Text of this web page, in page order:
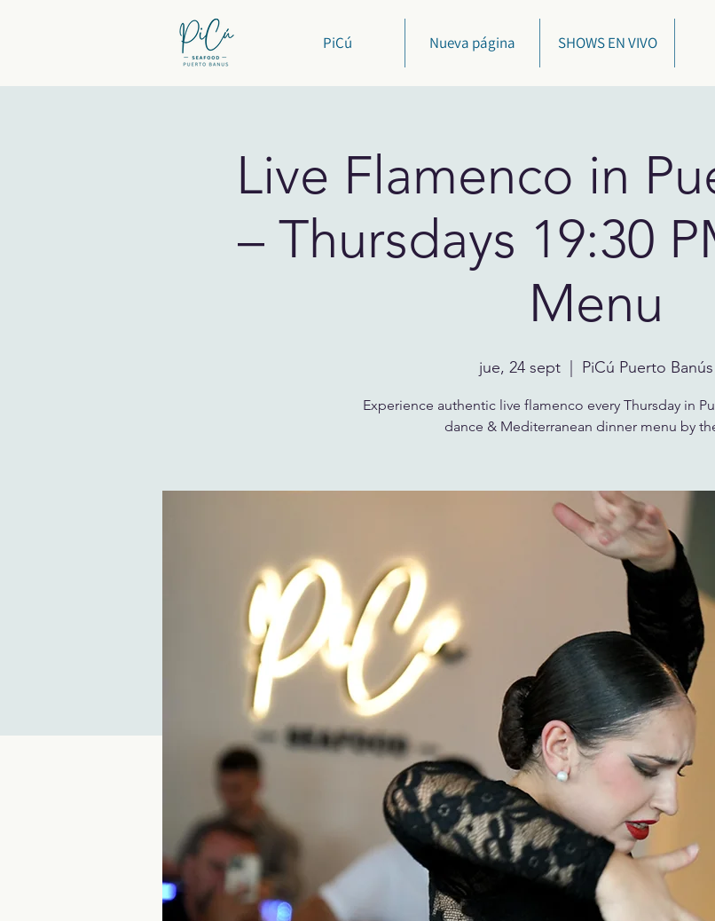
PiCú Nueva página SHOWS EN VIVO
Live Flamenco in
– Thursdays 19:30
Menu
jue, 24 sept PiCú Puerto Banús
Experience authentic live flamenco every Thursday in
dance & Mediterranean dinner menu by